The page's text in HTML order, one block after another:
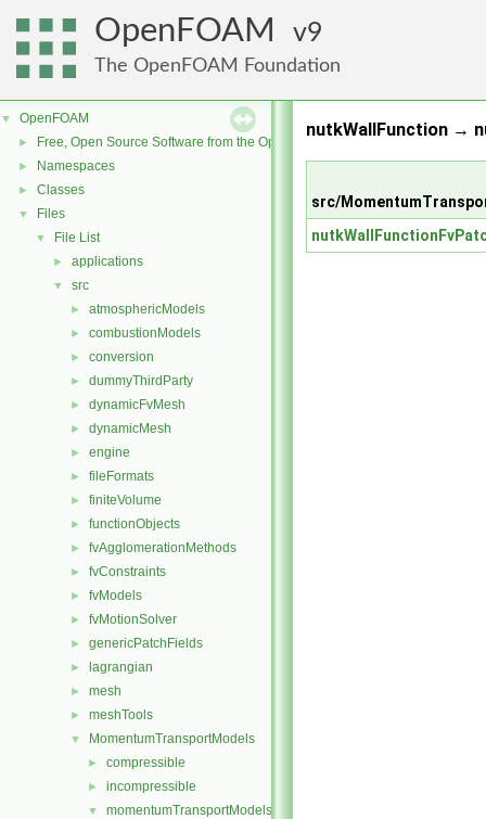
OpenFOAM 9
The OpenFOAM Foundation
▼ OpenFOAM
► Free, Open Source Software from the OpenFOAM Foundation
► Namespaces
► Classes
▼ Files
▼ File List
► applications
▼ src
► atmosphericModels
► combustionModels
► conversion
► dummyThirdParty
► dynamicFvMesh
► dynamicMesh
► engine
► fileFormats
► finiteVolume
► functionObjects
► fvAgglomerationMethods
► fvConstraints
► fvModels
► fvMotionSolver
► genericPatchFields
► lagrangian
► mesh
► meshTools
▼ MomentumTransportModels
► compressible
► incompressible
▼ momentumTransportModels
nutkWallFunction →
src/